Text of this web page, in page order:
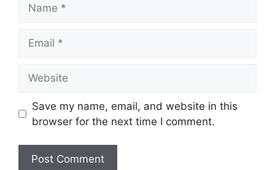
Save my name, email, and website in this
browser for the next time I comment.